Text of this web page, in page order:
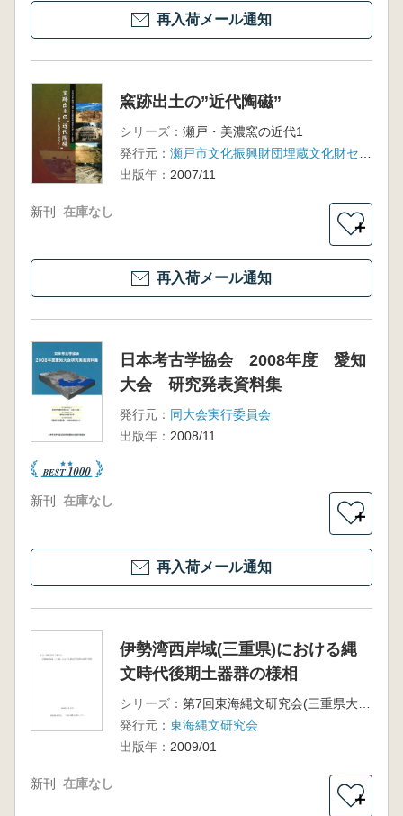
再入荷メール通知
窯跡出土の”近代陶磁”
シリーズ： 瀬戸・美濃窯の近代1
発行元：
出版年： 2007/11
新刊 在庫なし
＋
再入荷メール通知
日本考古学協会 2008年度 愛知
大会 研究発表資料集
発行元： 同大会実行委員会
出版年： 2008/11
新刊 在庫なし
＋
再入荷メール通知
伊勢湾西岸域(三重県)における縄
文時代後期土器群の様相
シリーズ：
第7回東海縄文研究会(三重県大会)
発行元： 東海縄文研究会
出版年： 2009/01
新刊 在庫なし
＋